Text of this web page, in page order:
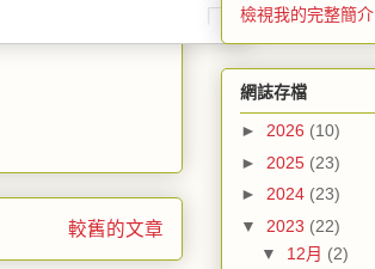
較舊的文章
檢視我的完整簡介
網誌存檔
► 2026 (10)
► 2025 (23)
► 2024 (23)
▼ 2023 (22)
▼ 12月 (2)